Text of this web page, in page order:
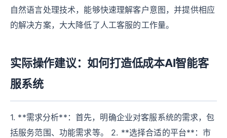
自然语言处理技术，能够快速理解客户意图，并提供相应
的解决方案，大大降低了人工客服的工作量。
实际操作建议：如何打造低成本AI智能客
服系统
1. **需求分析**：首先，明确企业对客服系统的需求，包
括服务范围、功能需求等。 2. **选择合适的平台**：市